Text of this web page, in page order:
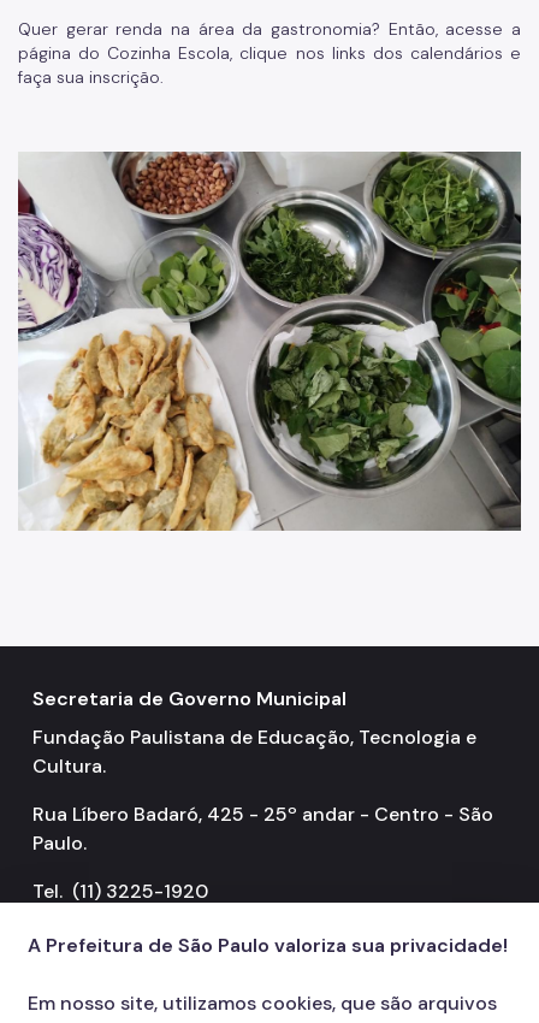
Quer gerar renda na área da gastronomia? Então, acesse a
página do Cozinha Escola, clique nos links dos calendários e
faça sua inscrição.
Secretaria de Governo Municipal
Fundação Paulistana de Educação, Tecnologia e
Cultura.
Rua Líbero Badaró, 425 - 25º andar - Centro - São
Paulo.
Tel. (11) 3225-1920
A Prefeitura de São Paulo valoriza sua privacidade!
Em nosso site, utilizamos cookies, que são arquivos